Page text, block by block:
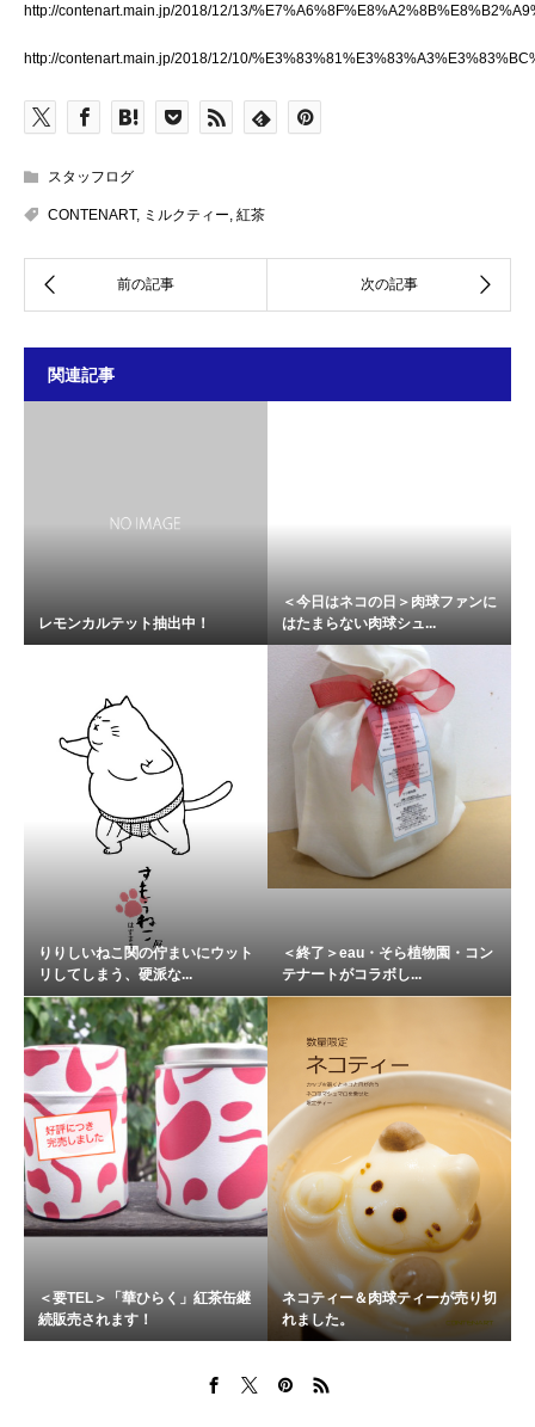
http://contenart.main.jp/2018/12/13/
http://contenart.main.jp/2018/12/10/
スタッフログ
CONTENART, ミルクティー 紅茶
関連記事
レモンカルテット抽出中！
＜今日はネコの日＞肉球ファンに
はたまらない肉球シュ...
りりしいねこ関の佇まいにウット
リしてしまう、硬派な...
＜終了＞eau・そら植物園・コン
テナートがコラボし...
＜要TEL＞「華ひらく」紅茶缶継
続販売されます！
ネコティー＆肉球ティーが売り切
れました。